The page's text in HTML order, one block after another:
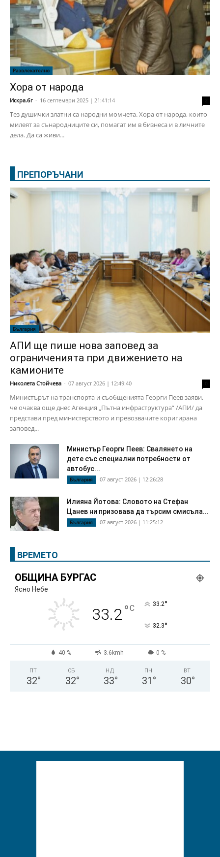
Развлекателно
Хора от народа
Искра.бг - 16 септември 2025 | 21:41:14
Тез душички златни са народни момчета. Хора от народа, които
милеят за сънародниците си, помагат им в бизнеса и в личните
дела. Да са живи...
ПРЕПОРЪЧАНИ
България
АПИ ще пише нова заповед за
ограниченията при движението на
камионите
Николета Стойчева - 07 август 2026 | 12:49:40
Министърът на транспорта и съобщенията Георги Пеев заяви,
че очаква още днес Агенция „Пътна инфраструктура“ /АПИ/ да
представи пред министерството и превозвачите коригирана
заповед...
Министър Георги Пеев: Свалянето на
дете със специални потребности от
автобус...
България 07 август 2026 | 12:26:28
Илияна Йотова: Словото на Стефан
Цанев ни призовава да търсим смисъла...
България 07 август 2026 | 11:25:12
ВРЕМЕТО
ОБЩИНА БУРГАС
Ясно Небе
33.2°C 33.2°
32.3°
40 % 3.6kmh 0 %
ПТ
32°
СБ
32°
НД
33°
ПН
31 °
ВТ
30°